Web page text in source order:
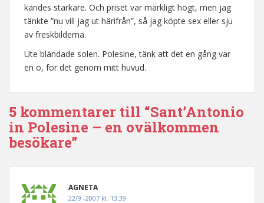
kändes starkare. Och priset var märkligt högt, men jag
tänkte ”nu vill jag ut härifrån”, så jag köpte sex eller sju
av freskbilderna.
Ute bländade solen. Polesine, tänk att det en gång var
en ö, for det genom mitt huvud.
5 kommentarer till “Sant’Antonio
in Polesine – en ovälkommen
besökare”
AGNETA
22/9 -2007 kl. 13:39